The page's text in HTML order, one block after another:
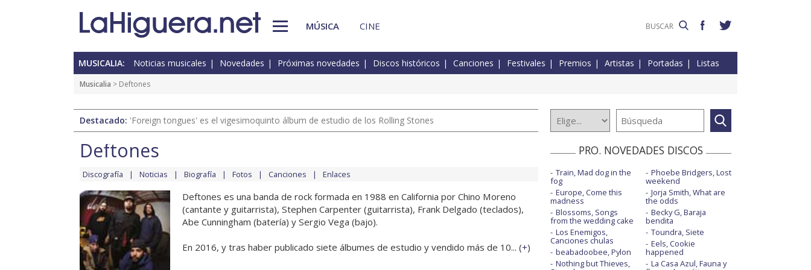
MÚSICA CINE
MUSICALIA: Noticias musicales Novedades Próximas novedades Discos históricos Canciones Festivales Premios Artistas Portadas Listas
Musicalia > Deftones
Destacado: 'Foreign tongues' es el vigesimoquinto álbum de estudio de los Rolling Stones
Deftones
Discografía Noticias Biografía Fotos Canciones Enlaces
Deftones es una banda de rock formada en 1988 en California por Chino Moreno
(cantante y guitarrista), Stephen Carpenter (guitarrista), Frank Delgado (teclados),
Abe Cunningham (batería) y Sergio Vega (bajo).
En 2016, y tras haber publicado siete álbumes de estudio y vendido más de 10... (+)
PRO. NOVEDADES DISCOS
Train, Mad dog in the
fog
Europe, Come this
madness
Blossoms, Songs
from the wedding cake
Los Enemigos,
Canciones chulas
beabadoobee, Pylon
Nothing but Thieves,
Phoebe Bridgers, Lost
weekend
Jorja Smith, What are
the odds
Becky G, Baraja
bendita
Toundra, Siete
Eels, Cookie
happened
La Casa Azul, Fauna y